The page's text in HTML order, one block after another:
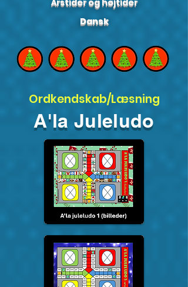
Årstider og højtider
Dansk
Ordkendskab/Læsning
A'la Juleludo